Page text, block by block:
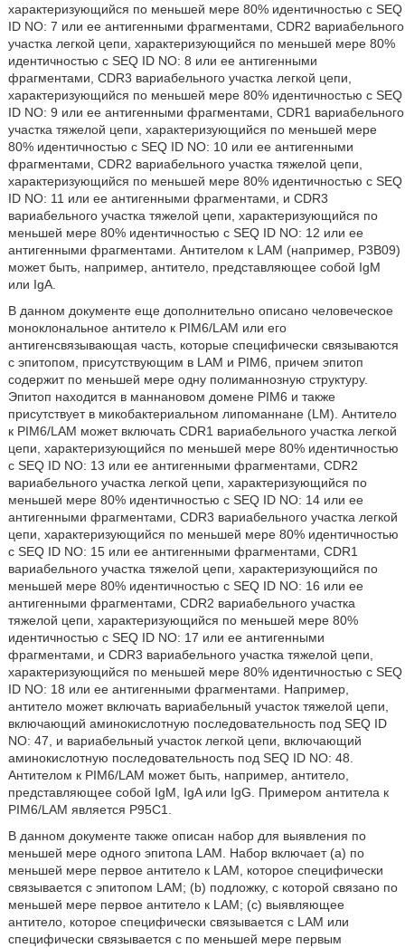
характеризующийся по меньшей мере 80% идентичностью с SEQ
ID NO: 7 или ее антигенными фрагментами, CDR2 вариабельного
участка легкой цепи, характеризующийся по меньшей мере 80%
идентичностью с SEQ ID NO: 8 или ее антигенными
фрагментами, CDR3 вариабельного участка легкой цепи,
характеризующийся по меньшей мере 80% идентичностью с SEQ
ID NO: 9 или ее антигенными фрагментами, CDR1 вариабельного
участка тяжелой цепи, характеризующийся по меньшей мере
80% идентичностью с SEQ ID NO: 10 или ее антигенными
фрагментами, CDR2 вариабельного участка тяжелой цепи,
характеризующийся по меньшей мере 80% идентичностью с SEQ
ID NO: 11 или ее антигенными фрагментами, и CDR3
вариабельного участка тяжелой цепи, характеризующийся по
меньшей мере 80% идентичностью с SEQ ID NO: 12 или ее
антигенными фрагментами. Антителом к LAM (например, Р3В09)
может быть, например, антитело, представляющее собой IgM
или IgA.
В данном документе еще дополнительно описано человеческое
моноклональное антитело к PIM6/LAM или его
антигенсвязывающая часть, которые специфически связываются
с эпитопом, присутствующим в LAM и PIM6, причем эпитоп
содержит по меньшей мере одну полиманнозную структуру.
Эпитоп находится в маннановом домене PIM6 и также
присутствует в микобактериальном липоманнане (LM). Антитело
к PIM6/LAM может включать CDR1 вариабельного участка легкой
цепи, характеризующийся по меньшей мере 80% идентичностью
с SEQ ID NO: 13 или ее антигенными фрагментами, CDR2
вариабельного участка легкой цепи, характеризующийся по
меньшей мере 80% идентичностью с SEQ ID NO: 14 или ее
антигенными фрагментами, CDR3 вариабельного участка легкой
цепи, характеризующийся по меньшей мере 80% идентичностью
с SEQ ID NO: 15 или ее антигенными фрагментами, CDR1
вариабельного участка тяжелой цепи, характеризующийся по
меньшей мере 80% идентичностью с SEQ ID NO: 16 или ее
антигенными фрагментами, CDR2 вариабельного участка
тяжелой цепи, характеризующийся по меньшей мере 80%
идентичностью с SEQ ID NO: 17 или ее антигенными
фрагментами, и CDR3 вариабельного участка тяжелой цепи,
характеризующийся по меньшей мере 80% идентичностью с SEQ
ID NO: 18 или ее антигенными фрагментами. Например,
антитело может включать вариабельный участок тяжелой цепи,
включающий аминокислотную последовательность под SEQ ID
NO: 47, и вариабельный участок легкой цепи, включающий
аминокислотную последовательность под SEQ ID NO: 48.
Антителом к PIM6/LAM может быть, например, антитело,
представляющее собой IgM, IgA или IgG. Примером антитела к
PIM6/LAM является Р95С1.
В данном документе также описан набор для выявления по
меньшей мере одного эпитопа LAM. Набор включает (а) по
меньшей мере первое антитело к LAM, которое специфически
связывается с эпитопом LAM; (b) подложку, с которой связано по
меньшей мере первое антитело к LAM; (с) выявляющее
антитело, которое специфически связывается с LAM или
специфически связывается с по меньшей мере первым